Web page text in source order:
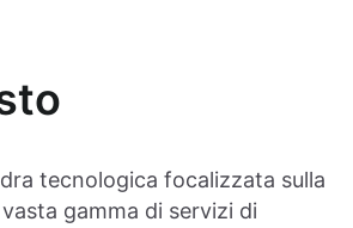
tecnologica focalizzata sulla
gamma di servizi di